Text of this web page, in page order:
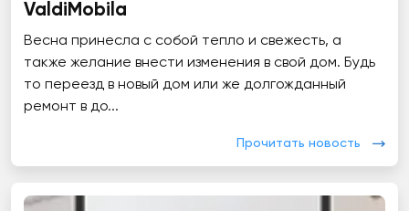
ValdiMobila
Весна принесла с собой тепло и свежесть, а
также желание внести изменения в свой дом. Будь
то переезд в новый дом или же долгожданный
ремонт в до...
Прочитать новость